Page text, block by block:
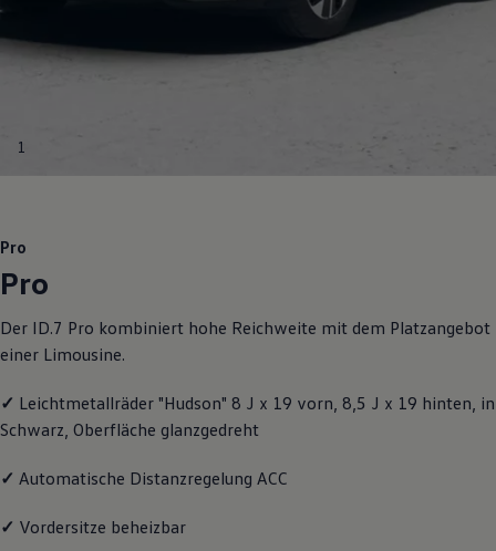
Motorenöl und Flüssigkeiten
Pannen- und Unfallhilfe
Transport
Updates für Software, Karten und Radio
Über Ihr Auto
Kundeninformationen
Volkswagen Kundenbetreuung
Warn- und Kontrollleuchten
Digitale Betriebsanleitung
Live Beratung
Lifestyle
1
Pro
Pro
Der ID.7 Pro kombiniert hohe Reichweite mit dem Platzangebot
einer Limousine.
✓ Leichtmetallräder "Hudson" 8 J x 19 vorn, 8,5 J x 19 hinten, in
Schwarz, Oberfläche glanzgedreht
✓ Automatische Distanzregelung ACC
✓ Vordersitze beheizbar